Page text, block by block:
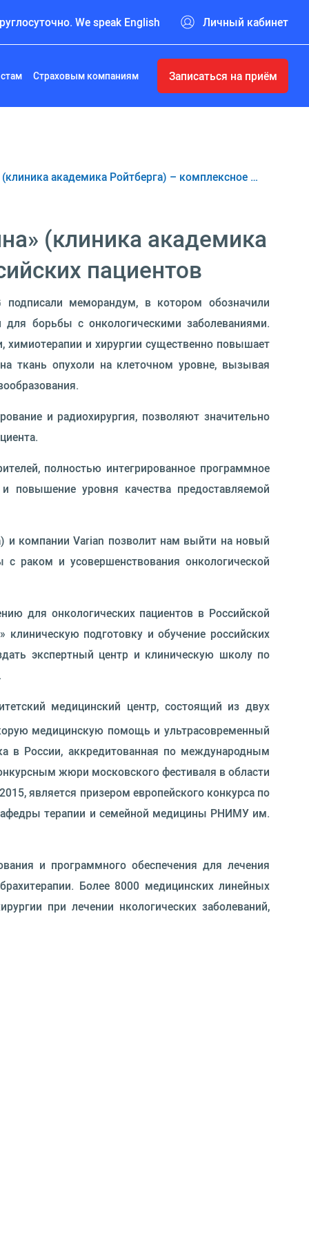
We speak English Личный кабинет
Страховым компаниям Записаться на приём
академика Ройтберга) – комплексное …
(клиника академика
пациентов
меморандум, в котором обозначили
для борьбы с онкологическими заболеваниями.
и хирургии существенно повышает
ткань опухоли на клеточном уровне, вызывая
и радиохирургия, позволяют значительно
полностью интегрированное программное
повышение уровня качества предоставляемой
и компании Varian позволит нам выйти на новый
раком и усовершенствования онкологической
для онкологических пациентов в Российской
подготовку и обучение российских
экспертный центр и клиническую школу по
медицинский центр, состоящий из двух
медицинскую помощь и ультрасовременный
в России, аккредитованная по международным
жюри московского фестиваля в области
является призером европейского конкурса по
терапии и семейной медицины РНИМУ им.
и программного обеспечения для лечения
Более 8000 медицинских линейных
при лечении нкологических заболеваний,